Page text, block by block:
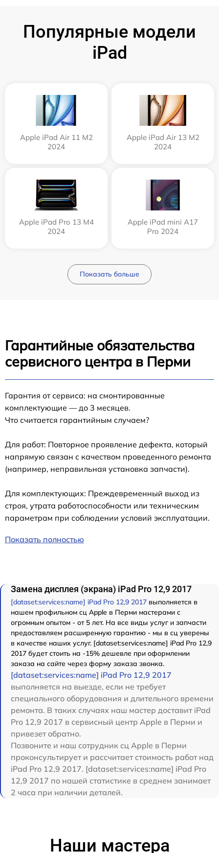
Популярные модели
iPad
Apple iPad Air 11 M2
2024
Apple iPad Air 13 M2
2024
Apple iPad Pro 13 M4
2024
Apple iPad mini A17
Pro 2024
Показать больше
Гарантийные обязательства
сервисного центра в Перми
Гарантия от сервиса: на смонтированные
комплектующие — до 3 месяцев.
Что считается гарантийным случаем?
Для работ: Повторное проявление дефекта, который
напрямую связан с качеством проведенного ремонта
(например, неправильная установка запчасти).
Для комплектующих: Преждевременный выход из
строя, утрата работоспособности или техническим
параметрам при соблюдении условий эксплуатации.
Показать полностью
Замена дисплея (экрана) iPad Pro 12,9 2017
[dataset:services:name] iPad Pro 12,9 2017 выполняется в
нашем профильном сц Apple в Перми мастерами с
огромным опытом - от 5 лет. На все виды услуг и запчасти
предоставляем расширенную гарантию - мы в сц уверены
в качестве наших услуг. [dataset:services:name] iPad Pro 12,9
2017 будет стоить на -15% дешевле при оформлении
заказа на сайте через форму заказа звонка.
[dataset:services:name] iPad Pro 12,9 2017
выполняется на выезде, если не требует
специального оборудования и длительного времени
ремонта. В таких случаях наш мастер доставит iPad
Pro 12,9 2017 в сервисный центр Apple в Перми и
привезет обратно.
Позвоните и наш сотрудник сц Apple в Перми
проконсультирует и рассчитает стоимость работ над
iPad Pro 12,9 2017. [dataset:services:name] iPad Pro
12,9 2017 по нашей статистике в среднем занимает
2 часа при наличии деталей.
Наши мастера